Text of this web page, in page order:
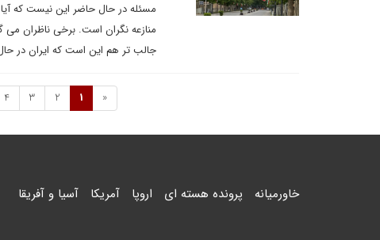
مسئله در حال حاضر این نیست که
منازعه نگران است. برخی ناظران می
جالب تر هم این است که ایران در
«
1
2
3
4
خاورمیانه پرونده هسته ای اروپا آمریکا آسیا و آفریقا